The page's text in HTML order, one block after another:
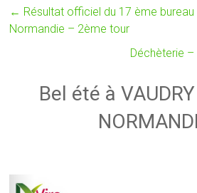
← Résultat officiel du 17 ème
Normandie – 2ème tour
Déchèterie
Bel été à